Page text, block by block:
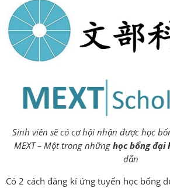
Sinh viên sẽ có cơ hội nhận được học
MEXT – Một trong những học bổng đại
dẫn
Có 2 cách đăng kí ứng tuyển học bổng